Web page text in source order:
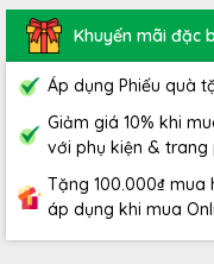
Khuyến mãi đặc
Áp dụng Phiếu quà
Giảm giá 10% khi
với phụ kiện & trang
Tặng 100.000₫ mua
áp dụng khi mua